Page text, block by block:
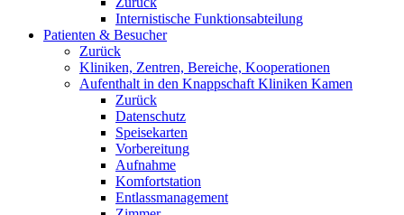
Internistische Funktionsabteilung
Patienten & Besucher
Zurück
Kliniken, Zentren, Bereiche, Kooperationen
Aufenthalt in den Knappschaft Kliniken Kamen
Zurück
Datenschutz
Speisekarten
Vorbereitung
Aufnahme
Komfortstation
Entlassmanagement